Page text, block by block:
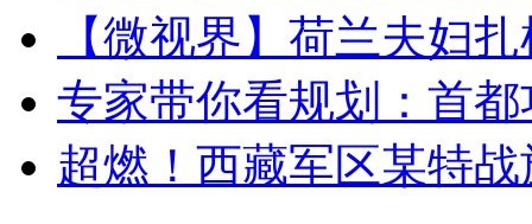
【微视界】荷兰夫妇
专家带你看规划：首
超燃！西藏军区某特